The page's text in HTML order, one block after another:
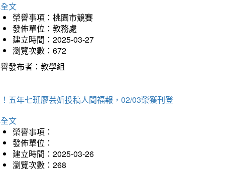
文
榮譽事項：桃園市競賽
發佈單位：教務處
建立時間：2025-03-27
瀏覽次數：672
發布者：教學組
五年七班廖芸妡投稿人間福報，02/03榮獲刊登
文
榮譽事項：
發佈單位：
建立時間：2025-03-26
瀏覽次數：268